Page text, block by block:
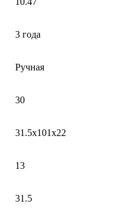
3 года
Ручная
30
31.5х101х22
13
31.5